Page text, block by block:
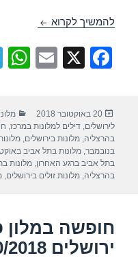
להמשיך לקרוא חופשה במלון
F
e
b
o
X
E
פורסם
בתאריך
20 באוקטובר 2018
לירושלים,דילים למלונות במרכז,
בהרצליה,מלונות בירושלים,
בנובמבר,מלונות בתל אביב
בתל אביב ברגע האחרון,מלונות
בהרצליה,מלונות זולים בירושלים,
חופשה במלון
ירושלים 23/10/2018